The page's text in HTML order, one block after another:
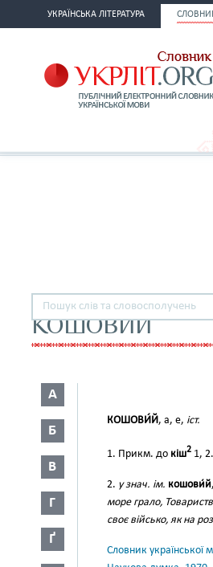
УКРАЇНСЬКА ЛІТЕРАТУРА
КОШОВИЙ
А
Б
В
Г
Ґ
КОШОВИ́Й, а, е, іст.
1. Прикм. до кіш2 1, 2.
2. у знач. ім. кошови́й
море грало,
своє військо, як на
Словник української